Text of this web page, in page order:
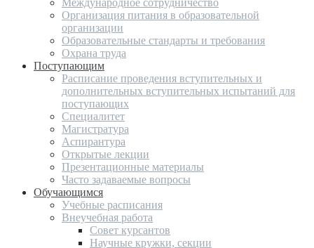
Организация питания в образовательной
организации
Образовательные стандарты и требования
Охрана труда
Поступающим
Расписание проведения вступительных и
дополнительных вступительных испытаний для
поступающих
Специалитет
Магистратура
Аспирантура
Открытые лекции
Презентационные материалы
Часто задаваемые вопросы
Обучающимся
Учебные расписания
Внеучебная работа
Совет курсантов
Научные кружки, секции